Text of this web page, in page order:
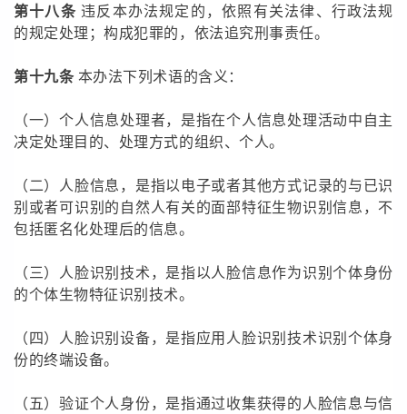
第十八条 违反本办法规定的，依照有关法律、行政法规
的规定处理；构成犯罪的，依法追究刑事责任。
第十九条 本办法下列术语的含义：
（一）个人信息处理者，是指在个人信息处理活动中自主
决定处理目的、处理方式的组织、个人。
（二）人脸信息，是指以电子或者其他方式记录的与已识
别或者可识别的自然人有关的面部特征生物识别信息，不
包括匿名化处理后的信息。
（三）人脸识别技术，是指以人脸信息作为识别个体身份
的个体生物特征识别技术。
（四）人脸识别设备，是指应用人脸识别技术识别个体身
份的终端设备。
（五）验证个人身份，是指通过收集获得的人脸信息与信